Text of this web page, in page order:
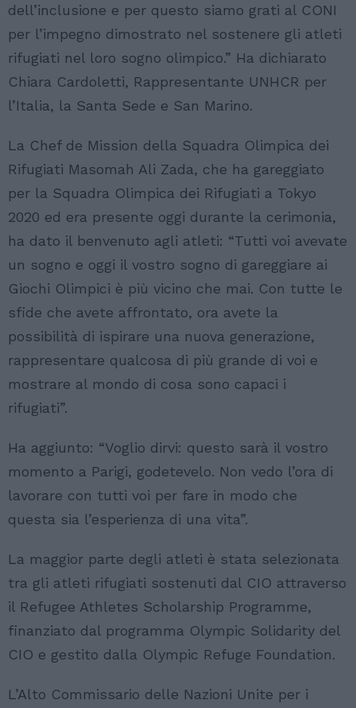
dell’inclusione e per questo siamo grati al CONI
per l’impegno dimostrato nel sostenere gli atleti
rifugiati nel loro sogno olimpico.” Ha dichiarato
Chiara Cardoletti, Rappresentante UNHCR per
l’Italia, la Santa Sede e San Marino.
La Chef de Mission della Squadra Olimpica dei
Rifugiati Masomah Ali Zada, che ha gareggiato
per la Squadra Olimpica dei Rifugiati a Tokyo
2020 ed era presente oggi durante la cerimonia,
ha dato il benvenuto agli atleti: “Tutti voi avevate
un sogno e oggi il vostro sogno di gareggiare ai
Giochi Olimpici è più vicino che mai. Con tutte le
sfide che avete affrontato, ora avete la
possibilità di ispirare una nuova generazione,
rappresentare qualcosa di più grande di voi e
mostrare al mondo di cosa sono capaci i
rifugiati”.
Ha aggiunto: “Voglio dirvi: questo sarà il vostro
momento a Parigi, godetevelo. Non vedo l’ora di
lavorare con tutti voi per fare in modo che
questa sia l’esperienza di una vita”.
La maggior parte degli atleti è stata selezionata
tra gli atleti rifugiati sostenuti dal CIO attraverso
il Refugee Athletes Scholarship Programme,
finanziato dal programma Olympic Solidarity del
CIO e gestito dalla Olympic Refuge Foundation.
L’Alto Commissario delle Nazioni Unite per i